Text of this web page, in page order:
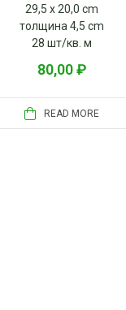
29,5 x 20,0 cm
толщина 4,5 cm
28 шт/кв. м
80,00₽
READ MORE